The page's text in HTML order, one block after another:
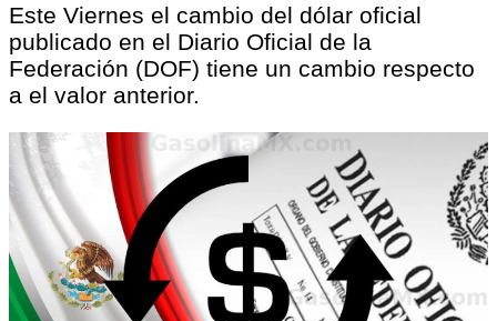
Este Viernes el cambio del dólar oficial
publicado en el Diario Oficial de la
Federación (DOF) tiene un cambio respecto
a el valor anterior.